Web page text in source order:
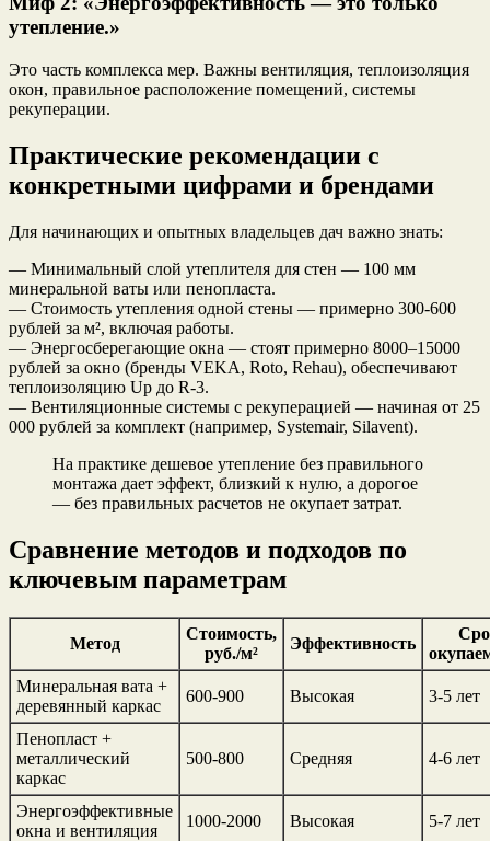
утепление.»
Это часть комплекса мер. Важны вентиляция, теплоизоляция
окон, правильное расположение помещений, системы
рекуперации.
Практические рекомендации с
конкретными цифрами и брендами
Для начинающих и опытных владельцев дач важно знать:
— Минимальный слой утеплителя для стен — 100 мм
минеральной ваты или пенопласта.
— Стоимость утепления одной стены — примерно 300-600
рублей за м², включая работы.
— Энергосберегающие окна — стоят примерно 8000–15000
рублей за окно (бренды VEKA, Roto, Rehau), обеспечивают
теплоизоляцию Up до R-3.
— Вентиляционные системы с рекуперацией — начиная от 25
000 рублей за комплект (например, Systemair, Silavent).
На практике дешевое утепление без правильного
монтажа дает эффект, близкий к нулю, а дорогое
— без правильных расчетов не окупает затрат.
Сравнение методов и подходов по
ключевым параметрам
Метод
Стоимость,
руб./м²
Эффективность
Минеральная вата +
деревянный каркас
600-900 Высокая 3-5 лет
Пенопласт +
металлический
каркас
500-800 Средняя 4-6 лет
Энергоэффективные
окна и вентиляция
1000-2000 Высокая 5-7 лет